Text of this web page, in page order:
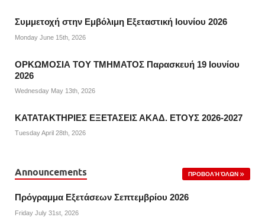
Συμμετοχή στην Εμβόλιμη Εξεταστική Ιουνίου 2026
Monday June 15th, 2026
ΟΡΚΩΜΟΣΙΑ ΤΟΥ ΤΜΗΜΑΤΟΣ Παρασκευή 19 Ιουνίου
2026
Wednesday May 13th, 2026
ΚΑΤΑΤΑΚΤΗΡΙΕΣ ΕΞΕΤΑΣΕΙΣ ΑΚΑΔ. ΕΤΟΥΣ 2026-2027
Tuesday April 28th, 2026
Announcements ΠΡΟΒΟΛΉ ΌΛΩΝ
Πρόγραμμα Εξετάσεων Σεπτεμβρίου 2026
Friday July 31st, 2026